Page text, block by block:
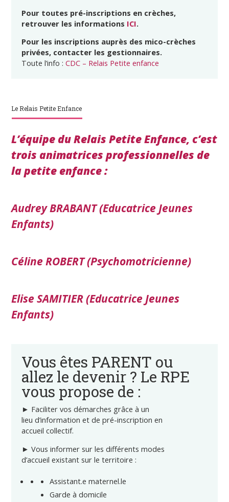
Pour toutes pré-inscriptions en crèches,
retrouver les informations ICI.
Pour les inscriptions auprès des mico-crèches
privées, contacter les gestionnaires.
Toute l’info :CDC – Relais Petite enfance
Le Relais Petite Enfance
L’équipe du Relais Petite Enfance, c’est
trois animatrices professionnelles de
la petite enfance :
Audrey BRABANT (Educatrice Jeunes
Enfants)
Céline ROBERT (Psychomotricienne)
Elise SAMITIER (Educatrice Jeunes
Enfants)
Vous êtes PARENT ou
allez le devenir ? Le RPE
vous propose de :
► Facilitervos démarches grâce à un
lieud’information et de pré-inscription en
accueilcollectif.
► Vousinformersur les différents modes
d’accueilexistant sur le territoire :
Assistant.e maternel.le
Garde à domicile